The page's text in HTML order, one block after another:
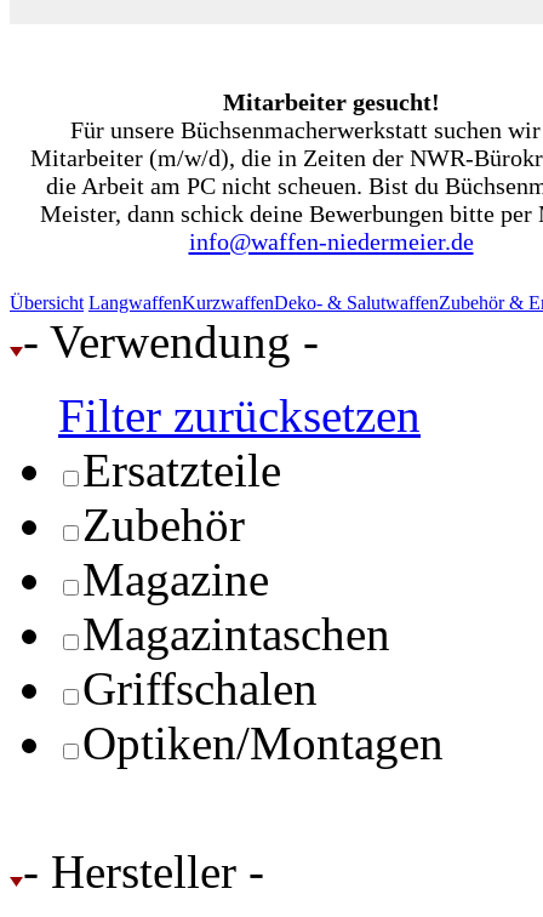
Mitarbeiter gesucht!
Für unsere Büchsenmacherwerkstatt suchen wir
Mitarbeiter (m/w/d), die in Zeiten der NWR-
die Arbeit am PC nicht scheuen. Bist du
Meister, dann schick deine Bewerbungen bitte
info@waffen-niedermeier.de
Übersicht LangwaffenKurzwaffenDeko- & SalutwaffenZubehör &
- Verwendung -
Filter zurücksetzen
Ersatzteile
Zubehör
Magazine
Magazintaschen
Griffschalen
Optiken/Montagen
- Hersteller -